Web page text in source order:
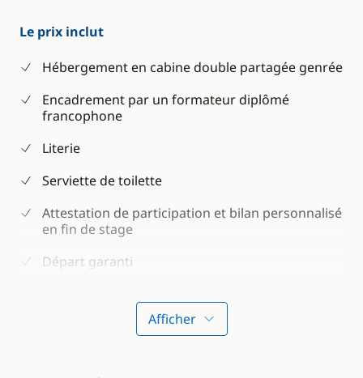
Le prix inclut
Hébergement en cabine double partagée genrée
Encadrement par un formateur diplômé
francophone
Literie
Serviette de toilette
Attestation de participation et bilan personnalisé
en fin de stage
Départ garanti
Afficher